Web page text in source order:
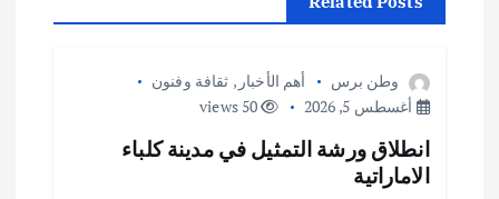
وطن برس أهم الأخبار , ثقافة وفنون
أغسطس 5, 2026
50 views
انطلاق ورشة التمثيل في مدينة كلباء
الاماراتية